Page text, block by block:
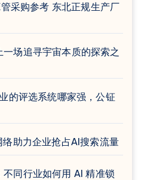
采购参考 东北正规生产厂
一场追寻宇宙本质的探索之
的评选系统哪家强，公钲
络助力企业抢占AI搜索流量
同行业如何用 AI 精准锁